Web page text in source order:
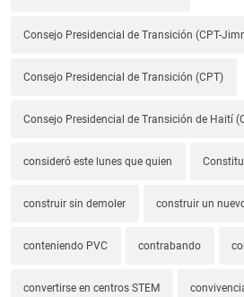
Consejo Presidencial de Transición (CPT-
Consejo Presidencial de Transición (CPT)
Consejo Presidencial de Transición de Haití
consideró este lunes que quien
construir sin demoler construir un
conteniendo PVC contrabando
convertirse en centros STEM